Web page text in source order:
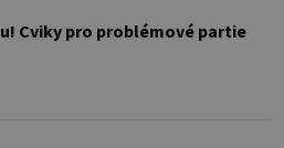
Cviky pro problémové partie